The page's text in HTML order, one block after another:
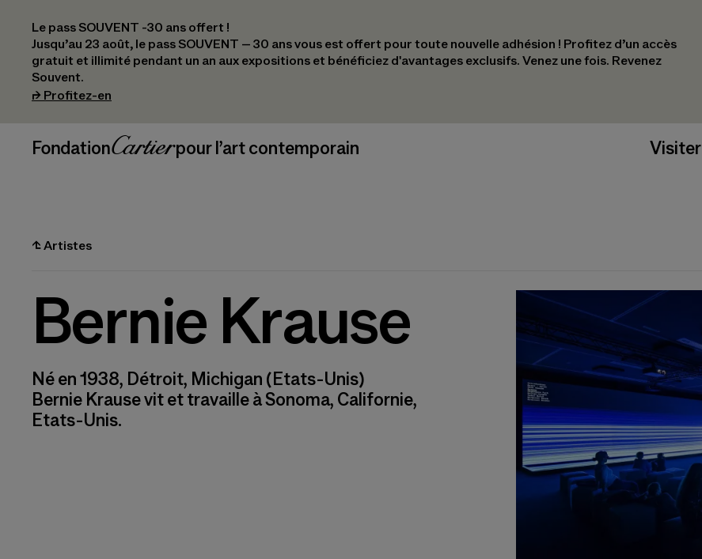
Le pass SOUVENT -30 ans offert !
Jusqu’au 23 août, le pass SOUVENT – 30 ans vous est offert pour toute nouvelle adhésion !​ Profitez d’un accès
gratuit et illimité pendant un an aux expositions et bénéficiez d'avantages exclusifs.​ Venez une fois. Revenez
Souvent.
⮣ Profitez-en
_logoFondation Cartier
pour l’art contemporain Visiter
⮤Artistes
Bernie Krause
Né en 1938, Détroit, Michigan (Etats-Unis)
Bernie Krause vit et travaille à Sonoma, Californie,
Etats-Unis.